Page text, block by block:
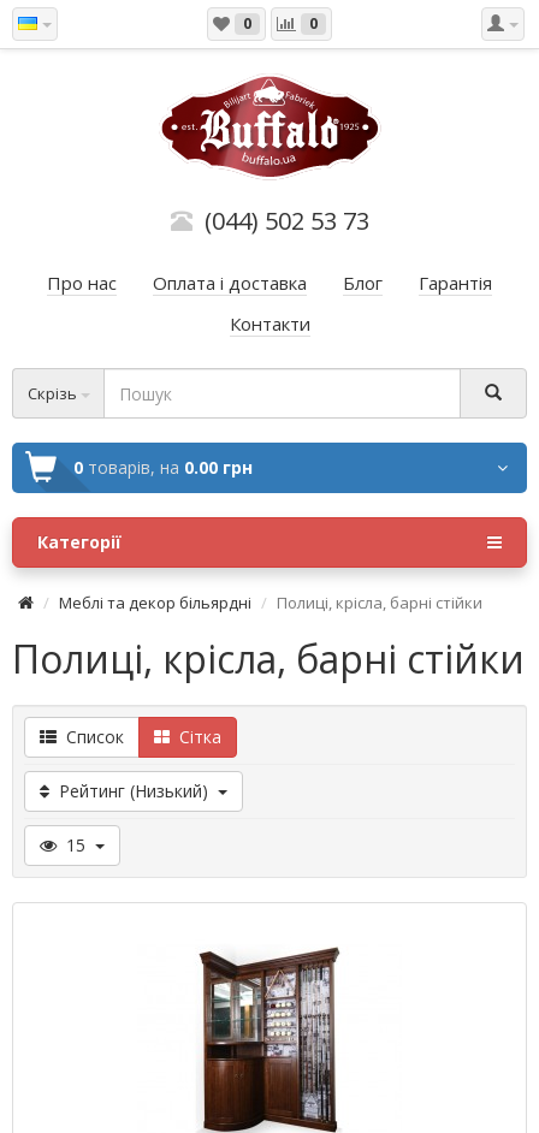
0 0
(044) 502 53 73
Про нас Оплата і доставка Блог
Гарантія
Контакти
Скрізь
0 товарів, на 0.00 грн
Категорії
Меблі та декор більярдні Полиці, крісла, барні стійки
Полиці, крісла, барні стійки
Список Сітка
Рейтинг (Низький)
15